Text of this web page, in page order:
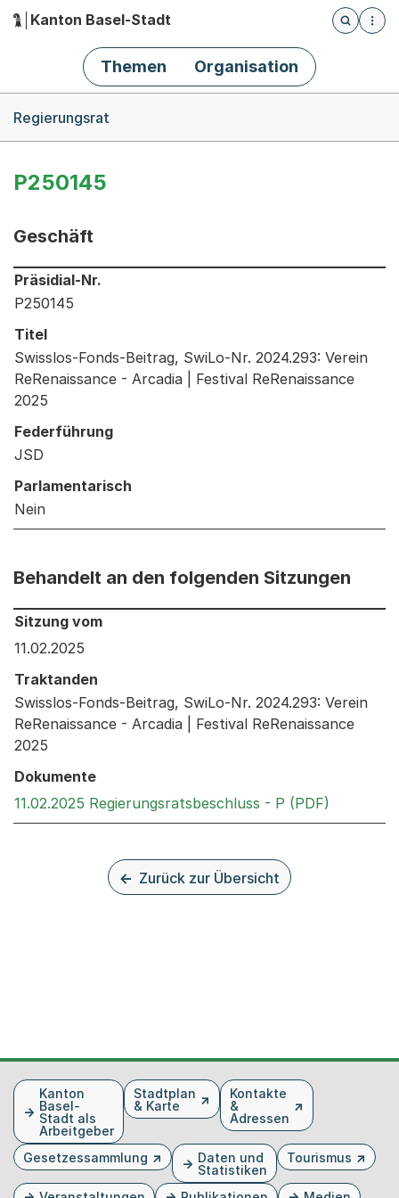
Hauptnavigation
Kanton Basel-Stadt
Öffnet
Themen Organisation
Regierungsrat
P250145
Geschäft
Informationen zum Ausgewählten Geschäft
Präsidial-Nr.
P250145
Titel
Swisslos-Fonds-Beitrag, SwiLo-Nr. 2024.293: Verein
ReRenaissance - Arcadia | Festival ReRenaissance
2025
Federführung
JSD
Parlamentarisch
Nein
Behandelt an den folgenden Sitzungen
Behandelt an den folgenden Sitzungen: Informationen
Sitzung vom
11.02.2025
Traktanden
Swisslos-Fonds-Beitrag, SwiLo-Nr. 2024.293: Verein
ReRenaissance - Arcadia | Festival ReRenaissance
2025
Dokumente
11.02.2025 Regierungsratsbeschluss - P (PDF)
Zurück zur Übersicht
FusszeileKanton
Basel-
Stadt als
Arbeitgeber
Stadtplan
& Karte
Kontakte
&
Adressen
Gesetzessammlung
Daten und
Statistiken
Tourismus